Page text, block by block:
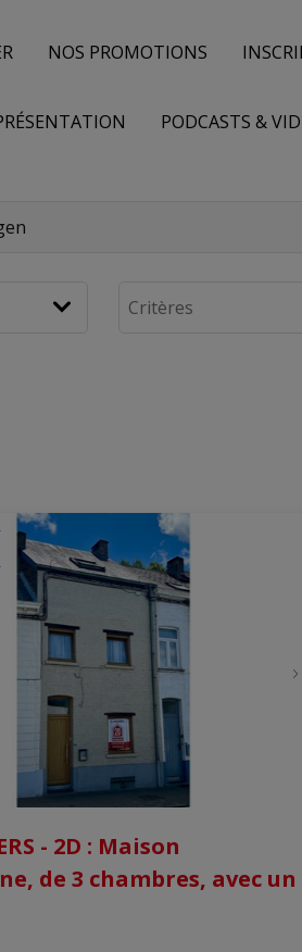
NOS PROMOTIONS
PODCASTS &
- 2D : Maison
de 3 chambres, avec un